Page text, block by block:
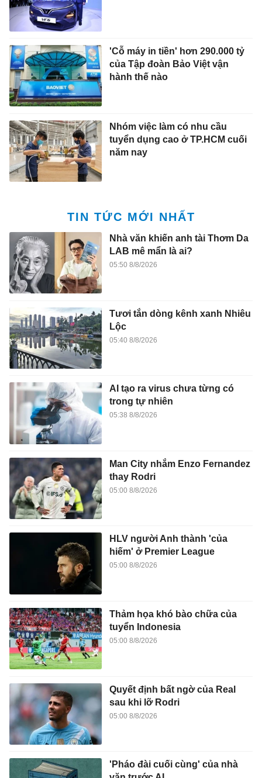
'Cỗ máy in tiền' hơn 290.000 tỷ
của Tập đoàn Bảo Việt vận
hành thế nào
Nhóm việc làm có nhu cầu
tuyển dụng cao ở TP.HCM cuối
năm nay
TIN TỨC MỚI NHẤT
Nhà văn khiến anh tài Thơm Da
LAB mê mẩn là ai?
05:50 8/8/2026
Tươi tắn dòng kênh xanh Nhiêu
Lộc
05:40 8/8/2026
AI tạo ra virus chưa từng có
trong tự nhiên
05:38 8/8/2026
Man City nhắm Enzo Fernandez
thay Rodri
05:00 8/8/2026
HLV người Anh thành 'của
hiếm' ở Premier League
05:00 8/8/2026
Thảm họa khó bào chữa của
tuyển Indonesia
05:00 8/8/2026
Quyết định bất ngờ của Real
sau khi lỡ Rodri
05:00 8/8/2026
'Pháo đài cuối cùng' của nhà